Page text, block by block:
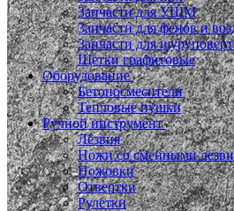
Запчасти для УШМ
Запчасти для фенов и
Запчасти для
Щетки графитовые
Оборудование
Бетоносмесители
Тепловые пушки
Ручной инструмент
Лезвия
Ножи со сменными
Ножовки
Отвертки
Рулетки